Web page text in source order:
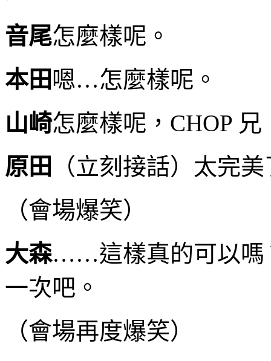
音尾怎麼樣呢。
本田嗯…怎麼樣呢。
山崎怎麼樣呢，CHOP
原田
（立刻接話）太完
（會場爆笑）
大森……這樣真的可以嗎
一次吧。
（會場再度爆笑）